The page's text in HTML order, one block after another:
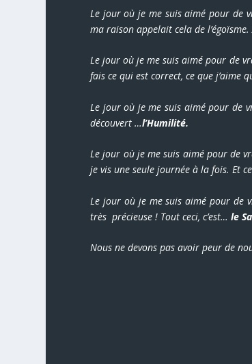
Le jour où je me suis aimé pour de
ma raison appelait cela de
Le jour où je me suis aimé pour de
fais ce qui est correct, ce que j’aime
Le jour où je me suis aimé pour de
découvert …l’Humilité.
Le jour où je me suis aimé pour de
je vis une seule journée à la fois. Et
Le jour où je me suis aimé pour de
très précieuse ! Tout ceci, c’est… le
Nous ne devons pas avoir peur de